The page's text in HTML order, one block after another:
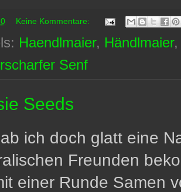
Keine Kommentare:
Haendlmaier, Händlmaier
Senf
Seeds
ich doch glatt eine
Freunden
einer Runde Samen